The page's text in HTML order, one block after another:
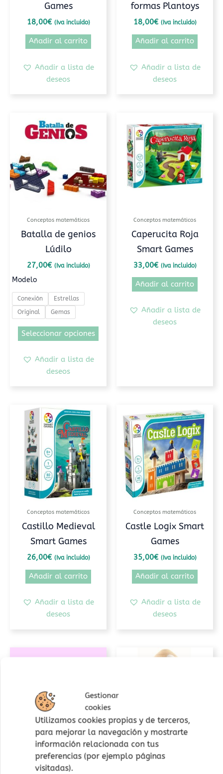
Gestionar
cookies
Utilizamos cookies propias y de terceros,
para mejorar la navegación y mostrarte
información relacionada con tus
preferencias (por ejemplo páginas
visitadas).
Games
18,00€ (Iva incluido)
Añadir al carrito
Añadir a lista de
deseos
formas Plantoys
18,00€ (Iva incluido)
Añadir al carrito
Añadir a lista de
deseos
Conceptos matemáticos
Batalla de genios
Lúdilo
27,00€ (Iva incluido)
Modelo
Conexión
Estrellas
Original
Gemas
Seleccionar opciones
producto
múltiples
variantes.
Las
opciones
Añadir a lista de
deseos
Conceptos matemáticos
Caperucita Roja
Smart Games
33,00€ (Iva incluido)
Añadir al carrito
Añadir a lista de
deseos
Conceptos matemáticos
Castillo Medieval
Smart Games
26,00€ (Iva incluido)
Añadir al carrito
Añadir a lista de
deseos
Conceptos matemáticos
Castle Logix Smart
Games
35,00€ (Iva incluido)
Añadir al carrito
Añadir a lista de
deseos
Imagen real
Circles Nowordbooks
variantes.
Las
opciones
se
pueden
elegir
Construcción